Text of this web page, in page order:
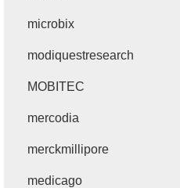
microbix
modiquestresearch
MOBITEC
mercodia
merckmillipore
medicago